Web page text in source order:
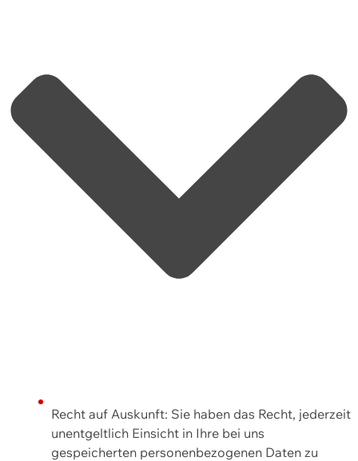
Recht auf Auskunft: Sie haben das Recht, jederzeit
unentgeltlich Einsicht in Ihre bei uns
gespeicherten personenbezogenen Daten zu